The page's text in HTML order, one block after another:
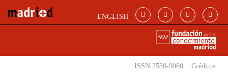
ENGLISH
ISSN 2530-9080 Créditos